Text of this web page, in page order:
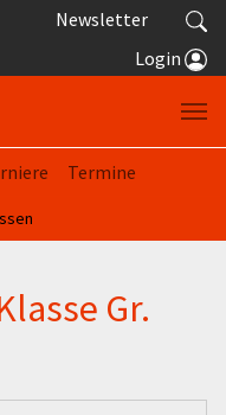
Newsletter
Login
Termine
Gr.